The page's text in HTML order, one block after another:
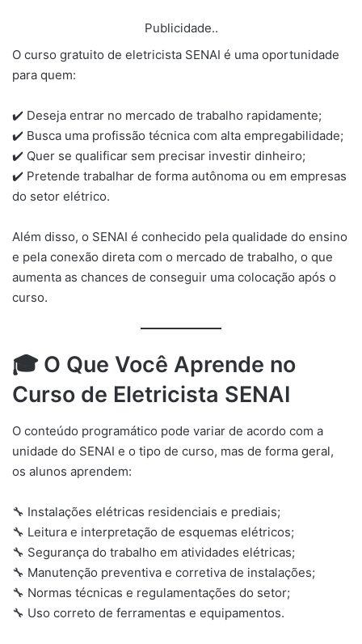
Publicidade..
O curso gratuito de eletricista SENAI é uma oportunidade
para quem:
✔️ Deseja entrar no mercado de trabalho rapidamente;
✔️ Busca uma profissão técnica com alta empregabilidade;
✔️ Quer se qualificar sem precisar investir dinheiro;
✔️ Pretende trabalhar de forma autônoma ou em empresas
do setor elétrico.
Além disso, o SENAI é conhecido pela qualidade do ensino
e pela conexão direta com o mercado de trabalho, o que
aumenta as chances de conseguir uma colocação após o
curso.
🎓 O Que Você Aprende no
Curso de Eletricista SENAI
O conteúdo programático pode variar de acordo com a
unidade do SENAI e o tipo de curso, mas de forma geral,
os alunos aprendem:
🔧 Instalações elétricas residenciais e prediais;
🔧 Leitura e interpretação de esquemas elétricos;
🔧 Segurança do trabalho em atividades elétricas;
🔧 Manutenção preventiva e corretiva de instalações;
🔧 Normas técnicas e regulamentações do setor;
🔧 Uso correto de ferramentas e equipamentos.